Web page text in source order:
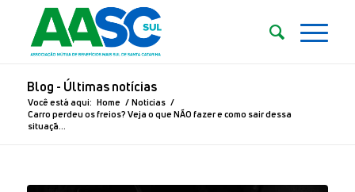
Blog - Últimas notícias
Você está aqui: Home / Noticias /
Carro perdeu os freios? Veja o que NÃO fazer e como sair dessa
situaçã...